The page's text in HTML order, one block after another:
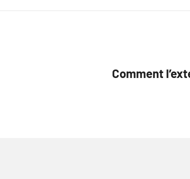
Comment